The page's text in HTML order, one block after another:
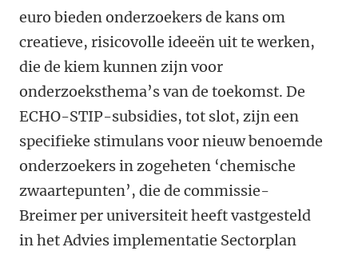
euro bieden onderzoekers de kans om
creatieve, risicovolle ideeën uit te werken,
die de kiem kunnen zijn voor
onderzoeksthema’s van de toekomst. De
ECHO-STIP-subsidies, tot slot, zijn een
specifieke stimulans voor nieuw benoemde
onderzoekers in zogeheten ‘chemische
zwaartepunten’, die de commissie-
Breimer per universiteit heeft vastgesteld
in het Advies implementatie Sectorplan